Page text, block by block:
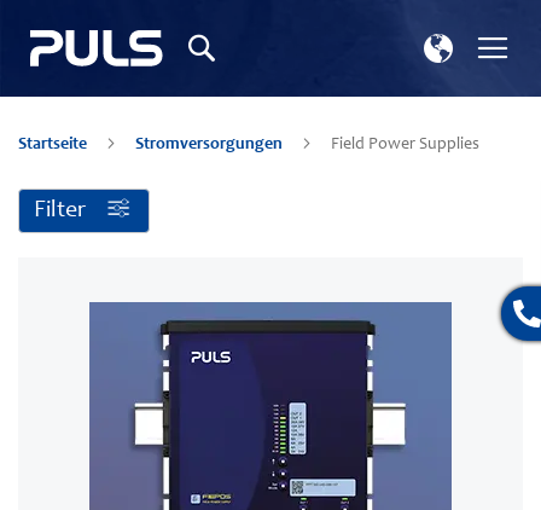
Store
wählen
Startseite Stromversorgungen Field Power Supplies
Filter